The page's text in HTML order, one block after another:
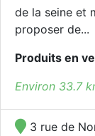
de la seine et
proposer de...
Produits en
Environ 33.7
3 rue de